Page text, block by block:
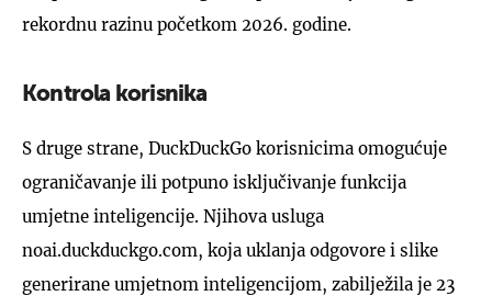
rekordnu razinu početkom 2026. godine.
Kontrola korisnika
S druge strane, DuckDuckGo korisnicima omogućuje
ograničavanje ili potpuno isključivanje funkcija
umjetne inteligencije. Njihova usluga
noai.duckduckgo.com, koja uklanja odgovore i slike
generirane umjetnom inteligencijom, zabilježila je 23